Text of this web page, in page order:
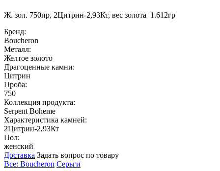
Ж. зол. 750пр, 2Цитрин-2,93Кт, вес золота 1.612гр
Бренд:
Boucheron
Металл:
Желтое золото
Драгоценные камни:
Цитрин
Проба:
750
Коллекция продукта:
Serpent Boheme
Характеристика камней:
2Цитрин-2,93Кт
Пол:
женский
Доставка Задать вопрос по товару
Все: Boucheron Серьги